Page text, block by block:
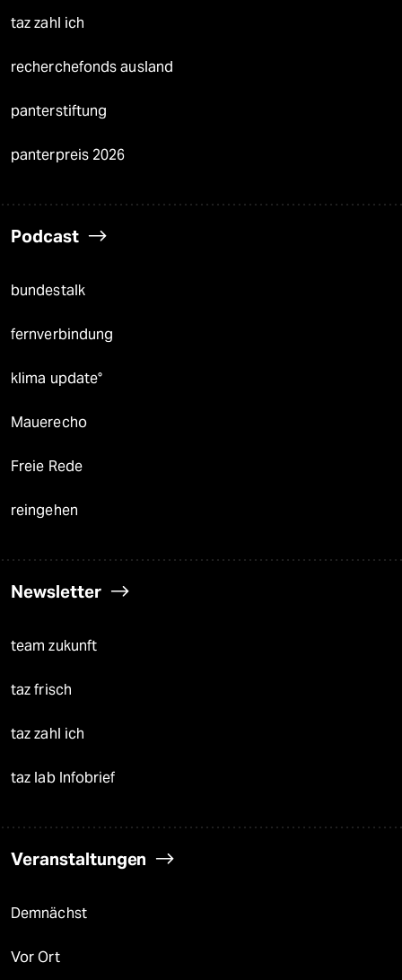
taz zahl ich
recherchefonds ausland
panterstiftung
panterpreis 2026
Podcast
bundestalk
fernverbindung
klima update°
Mauerecho
Freie Rede
reingehen
Newsletter
team zukunft
taz frisch
taz zahl ich
taz lab Infobrief
Veranstaltungen
Demnächst
Vor Ort